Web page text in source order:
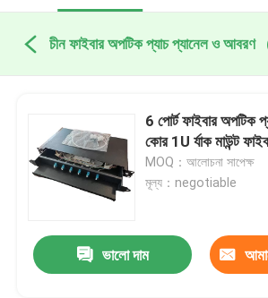
চীন ফাইবার অপটিক প্যাচ প্যানেল ও আবরণ
6 পোর্ট ফাইবার অপটিক
কোর 1U র্যাক মাউন্ট
MOQ：আলোচনা সাপেক্ষ
মূল্য：negotiable
ভালো দাম